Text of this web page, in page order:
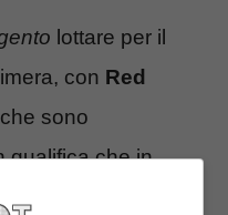
lottare per il
con Red
che sono
qualifica che in
alla